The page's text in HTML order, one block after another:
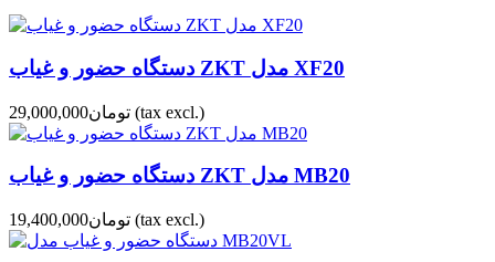
دستگاه حضور و غیاب ZKT مدل XF20
تومان29,000,000 (tax excl.)
دستگاه حضور و غیاب ZKT مدل MB20
تومان19,400,000 (tax excl.)